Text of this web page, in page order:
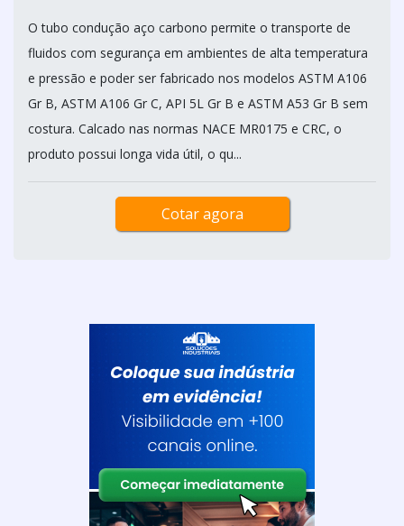
O tubo condução aço carbono permite o transporte de
fluidos com segurança em ambientes de alta temperatura
e pressão e poder ser fabricado nos modelos ASTM A106
Gr B, ASTM A106 Gr C, API 5L Gr B e ASTM A53 Gr B sem
costura. Calcado nas normas NACE MR0175 e CRC, o
produto possui longa vida útil, o qu...
Cotar agora